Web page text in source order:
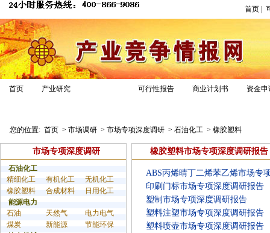
首页
首页 产业研究 可行性报告 商业计划书 资金
您的位置: 首页 > 市场调研 > 市场专项深度调研 > 石油化工 > 橡胶塑料
市场专项深度调研
石油化工
精细化工
有机化工
无机化工
橡胶塑料
合成材料
日用化工
能源电力
石油
天然气
电力电气
煤炭
新能源
节能环保
橡胶塑料市场专项深度调研报告
ABS丙烯晴丁二烯苯乙烯市场专
印刷门标市场专项深度调研报告
塑制市场专项深度调研报告
塑料注塑市场专项深度调研报告
塑料喷壶市场专项深度调研报告